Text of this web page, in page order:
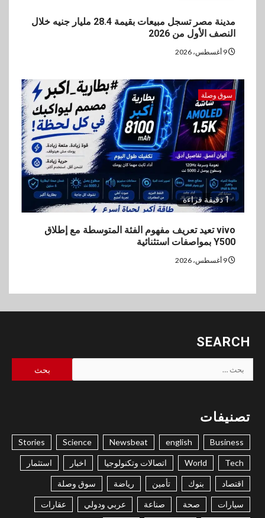
مدينة مصر تسجل مبيعات بقيمة 28.4 مليار جنيه خلال
النصف الأول من 2026
سوق وصلة
1 دقيقة قراءة
vivo تعيد تعريف مفهوم الفئة المتوسطة مع إطلاق
Y500 بمواصفات استثنائية
SEARCH
البحث
عن:
تصنيفات
Business
english
Newsbeat
Science
Stories
Tech
World اتصالات وتكنولوجيا اخبار استثمار
اقتصاد بنوك تأمين رياضة سوق وصلة
سيارات صحة صناعة عربي ودولي عقارات